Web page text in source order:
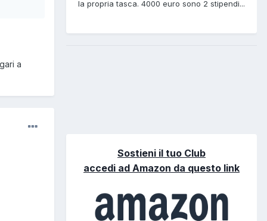
a
la propria tasca. 4000 euro sono 2 stipendi...
Sostieni il tuo Club
accedi ad Amazon da questo link